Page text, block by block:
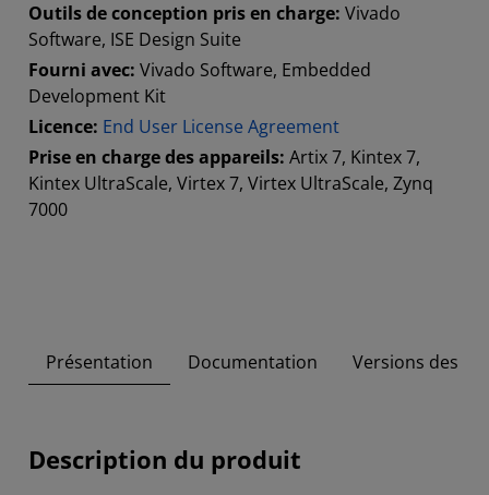
Outils de conception pris en charge: Vivado
Software, ISE Design Suite
Fourni avec: Vivado Software, Embedded
Development Kit
Licence: End User License Agreement
Prise en charge des appareils: Artix 7, Kintex 7,
Kintex UltraScale, Virtex 7, Virtex UltraScale, Zynq
7000
Présentation Documentation Versions des
Description du produit